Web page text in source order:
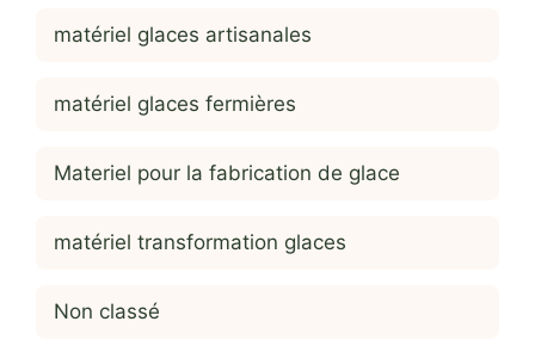
matériel glaces artisanales
matériel glaces fermières
Materiel pour la fabrication de glace
matériel transformation glaces
Non classé